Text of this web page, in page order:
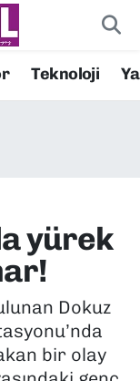
Teknoloji
yürek
Dokuz
bir olay